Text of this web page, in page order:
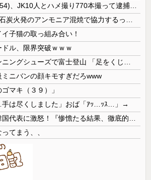
イ子猫の取っ組み合い！
ドル、限界突破ｗｗｗ
ミニバンの顔キモすぎだろwww
マキ（３９）」
手は尽くしました」おば「ｱｯ…ｯｽ…」→
てまう、、